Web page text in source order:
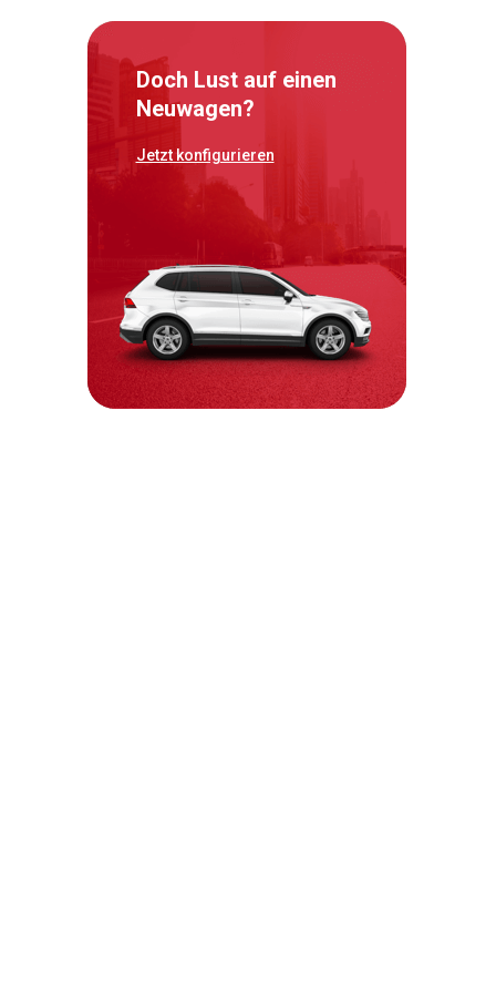
Doch Lust auf einen
Neuwagen?
Jetzt konfigurieren